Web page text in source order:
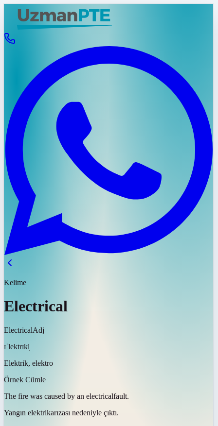
Kelime
Electrical
ElectricalAdj
ɪˈlektrɪkl̩
Elektrik, elektro
Örnek Cümle
The fire was caused by an electricalfault.
Yangın elektrikarızası nedeniyle çıktı.